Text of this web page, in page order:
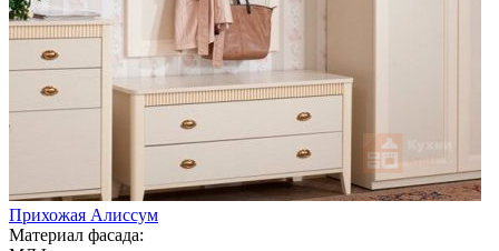
Прихожая Алиссум
Материал фасада: